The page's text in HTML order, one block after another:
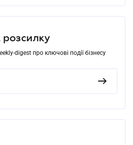
розсилку
digest про ключові події бізнесу